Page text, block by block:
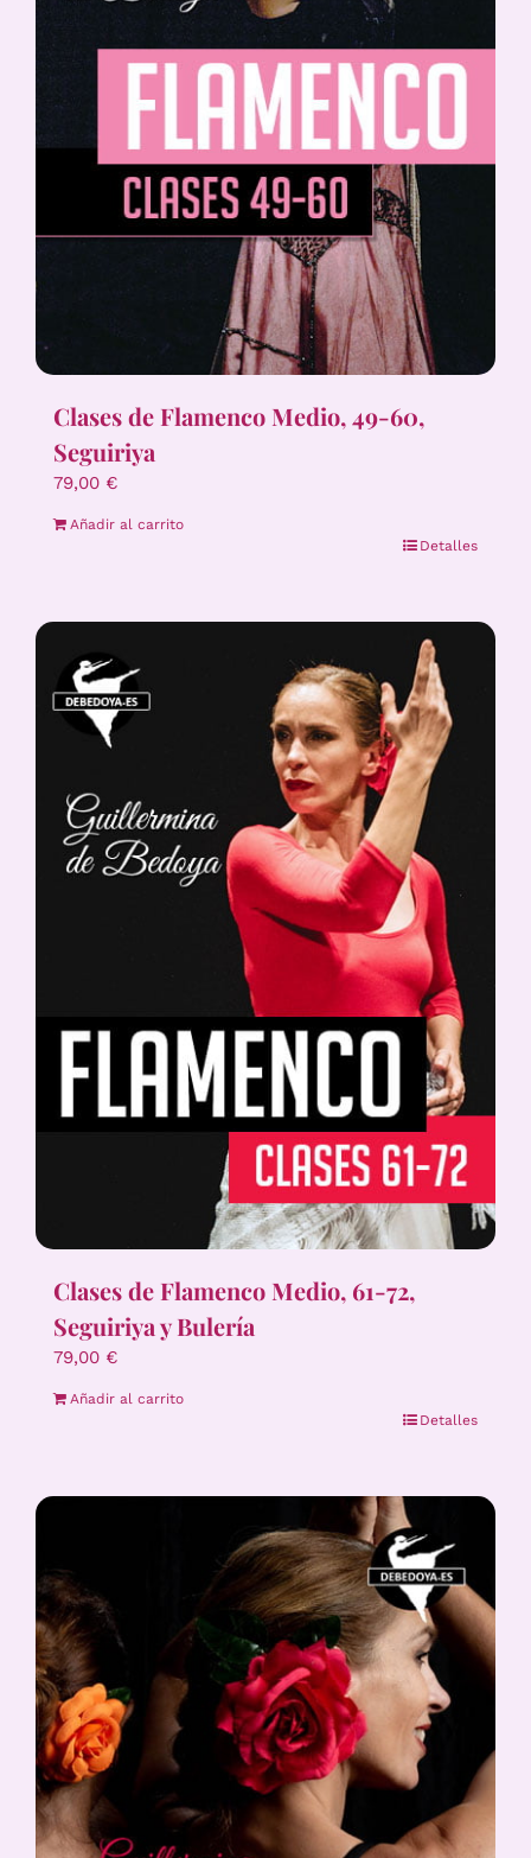
Clases de Flamenco Medio, 49-60,
Seguiriya
79,00 €
Añadir al carrito
Detalles
Clases de Flamenco Medio, 61-72,
Seguiriya y Bulería
79,00 €
Añadir al carrito
Detalles